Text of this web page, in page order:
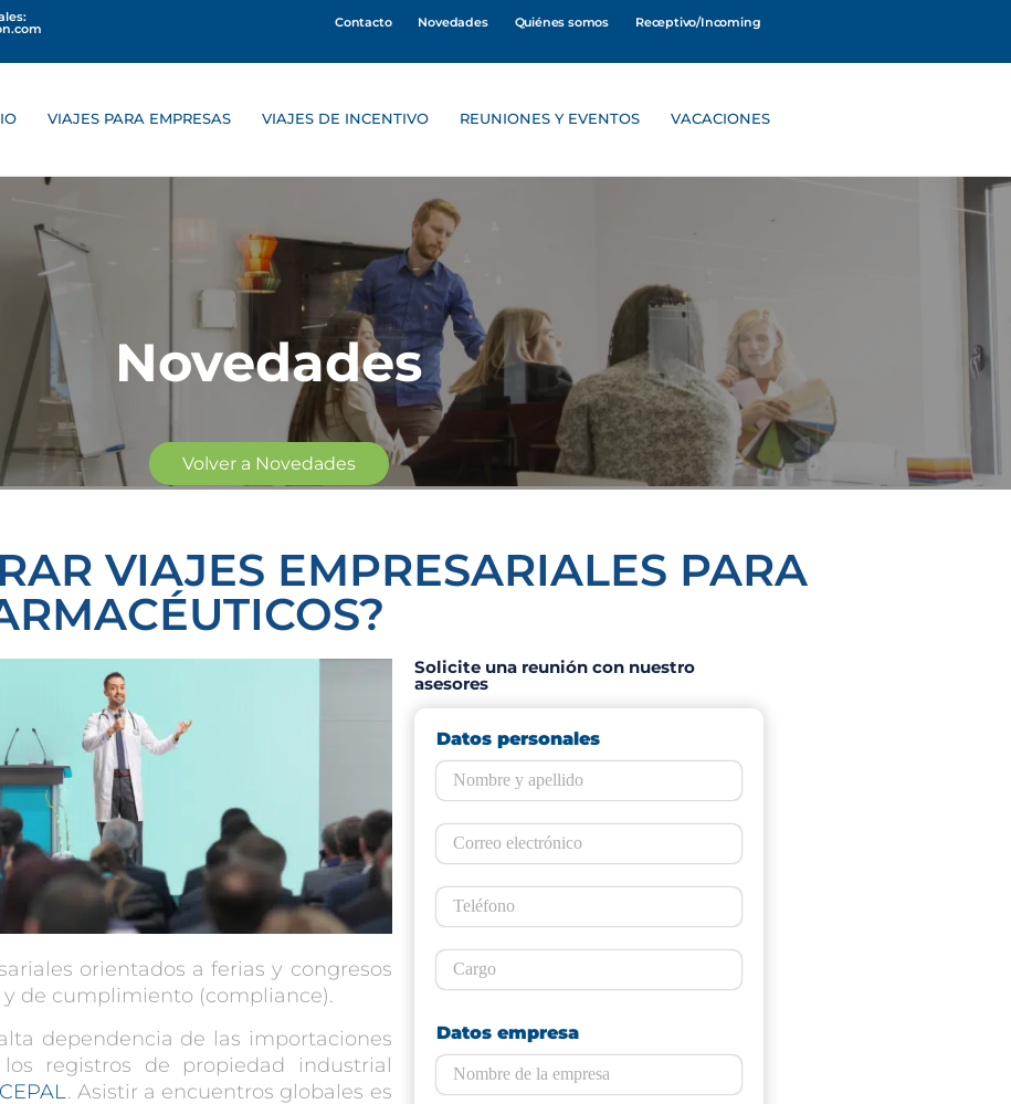
Contacto Novedades Quiénes somos Receptivo/Incoming
VIAJES PARA EMPRESAS VIAJES DE INCENTIVO REUNIONES Y EVENTOS VACACIONES
Novedades
Volver a Novedades
VIAJES EMPRESARIALES PARA
orientados a ferias y congresos
de cumplimiento (compliance).
dependencia de las importaciones
registros de propiedad industrial
CEPAL . Asistir a encuentros globales es
Solicite una reunión con nuestro
asesores
Datos personales
Datos empresa